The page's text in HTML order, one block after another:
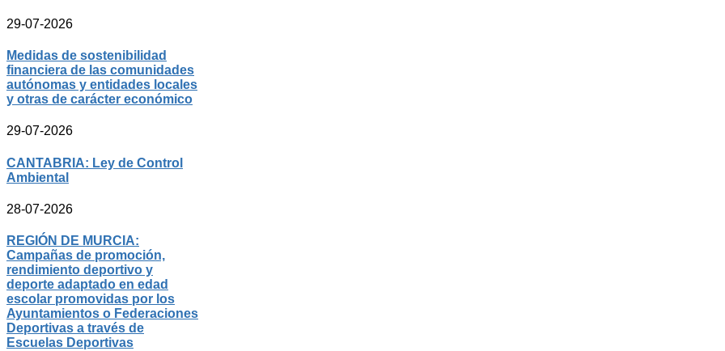
29-07-2026
Medidas de sostenibilidad
financiera de las comunidades
autónomas y entidades locales
y otras de carácter económico
29-07-2026
CANTABRIA: Ley de Control
Ambiental
28-07-2026
REGIÓN DE MURCIA:
Campañas de promoción,
rendimiento deportivo y
deporte adaptado en edad
escolar promovidas por los
Ayuntamientos o Federaciones
Deportivas a través de
Escuelas Deportivas